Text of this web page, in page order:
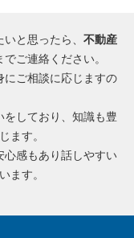
と思ったら、 不動産
ご連絡ください。
にご相談に応じますの
しており、知識も豊
ます。
感もあり話しやすい
ます。